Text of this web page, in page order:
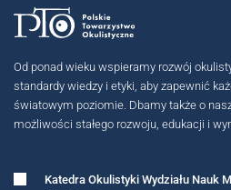
Od ponad wieku wspieramy rozwój
standardy wiedzy i etyki, aby zapewnić
światowym poziomie. Dbamy także o
możliwości stałego rozwoju, edukacji i
Katedra Okulistyki Wydziału Nauk